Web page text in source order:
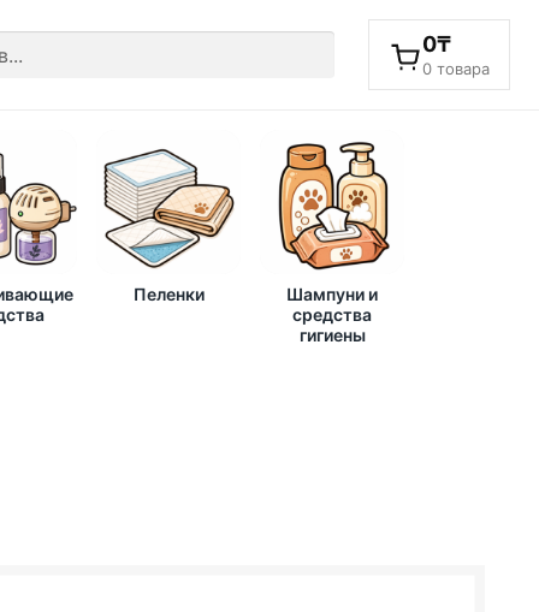
0₸
0 товара
Пеленки
Шампуни и
средства
гигиены